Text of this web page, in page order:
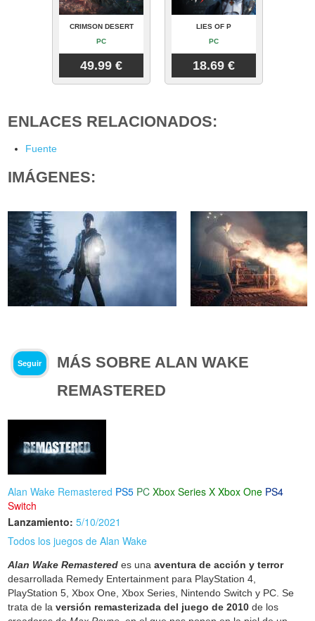
CRIMSON DESERT
PC
49.99 €
LIES OF P
PC
18.69 €
ENLACES RELACIONADOS:
Fuente
IMÁGENES:
Seguir
MÁS SOBRE ALAN WAKE
REMASTERED
Alan Wake Remastered PS5 PC Xbox Series X Xbox One PS4
Switch
Lanzamiento: 5/10/2021
Todos los juegos de Alan Wake
Alan Wake Remastered es unaaventura de acción y terror
desarrollada Remedy Entertainment para PlayStation 4,
PlayStation 5, Xbox One, Xbox Series, Nintendo Switch y PC. Se
trata de laversión remasterizada del juego de 2010 de los